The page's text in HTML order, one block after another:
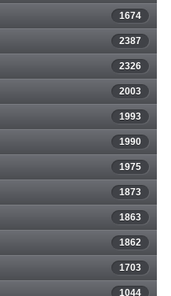
1674
2387
2326
2003
1993
1990
1975
1873
1863
1862
1703
1044